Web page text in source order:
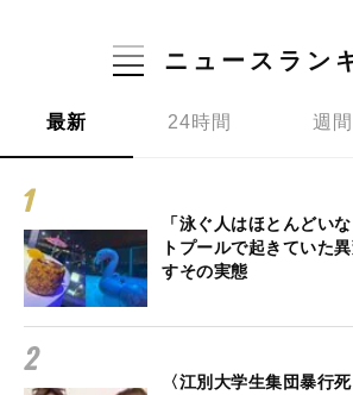
ニュースラン
最新 24時間 週間
「泳ぐ人はほとんどい
トプールで起きていた
すその実態
〈江別大学生集団暴行